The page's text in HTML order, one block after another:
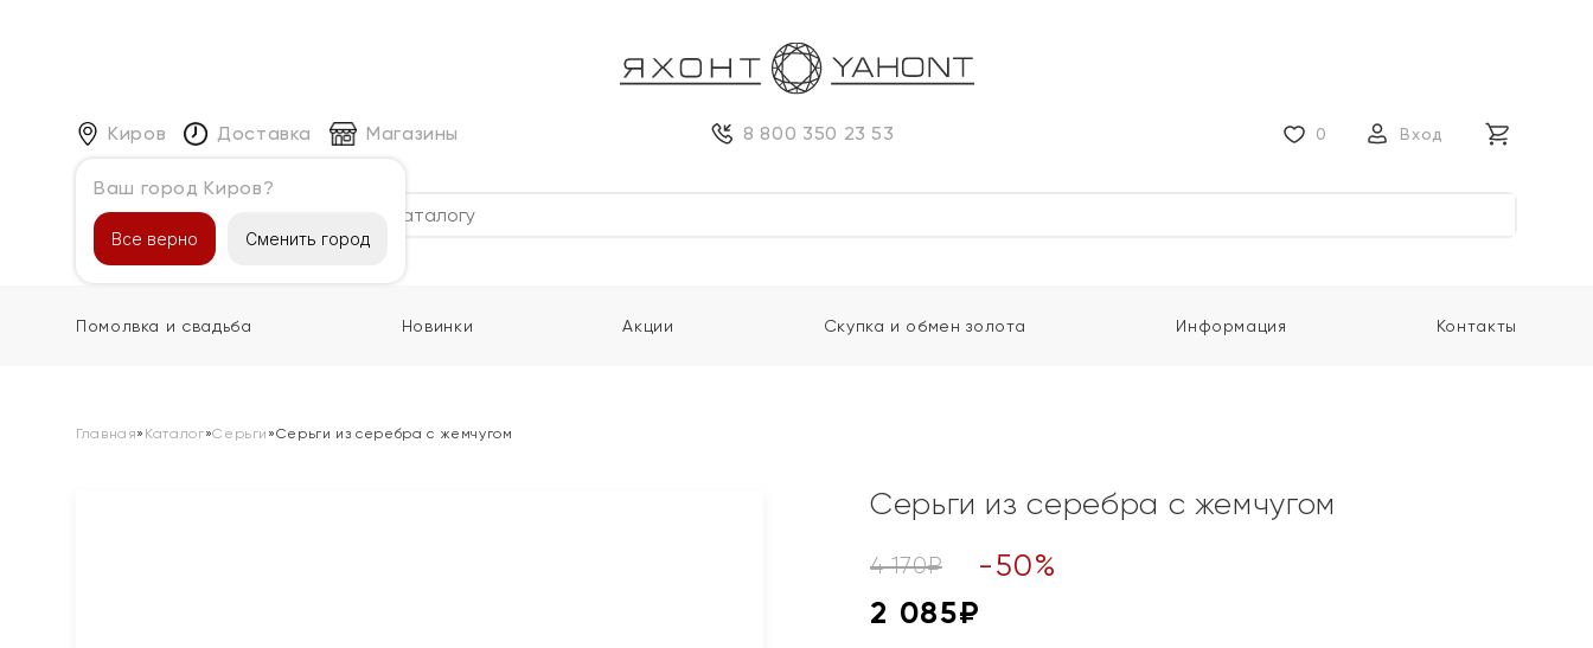
Киров
Ваш город Киров?
Все верно Сменить город
Доставка Магазины 8 800 350 23 53 0 Вход
Каталог
Помолвка и свадьба Новинки Акции Скупка и обмен золота Информация Контакты
Главная» Каталог»Серьги »Серьги из серебра с жемчугом
Серьги из серебра с жемчугом
4 170₽ -50%
2 085₽